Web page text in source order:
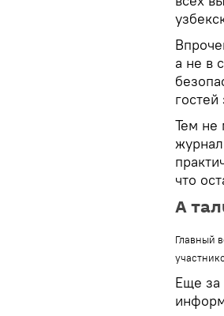
а не в
Тем не
что
А
Главный
Еще за